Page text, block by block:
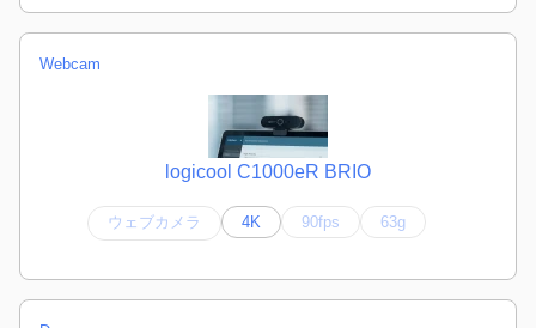
Webcam
logicool C1000eR BRIO
ウェブカメラ 4K 90fps 63g